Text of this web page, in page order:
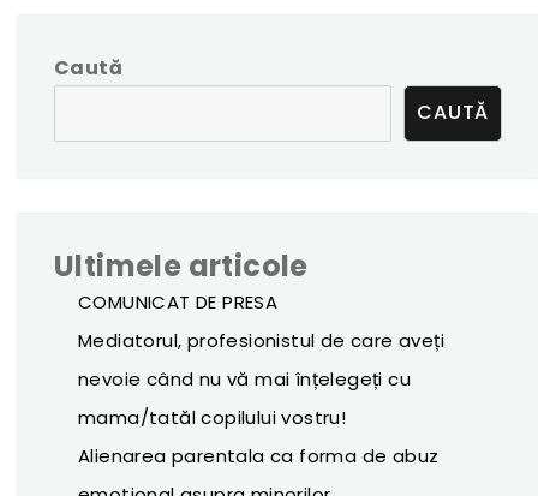
Caută
CAUTĂ
Ultimele articole
COMUNICAT DE PRESA
Mediatorul, profesionistul de care aveți
nevoie când nu vă mai înțelegeți cu
mama/tatăl copilului vostru!
Alienarea parentala ca forma de abuz